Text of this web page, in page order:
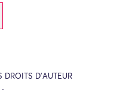
D’AUTEUR